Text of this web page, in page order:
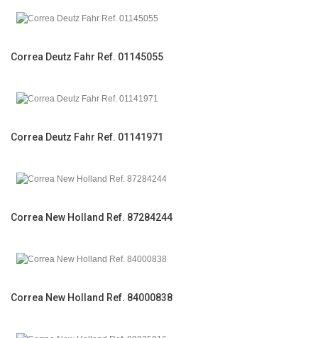
Correa Deutz Fahr Ref. 01145055
Correa Deutz Fahr Ref. 01141971
Correa New Holland Ref. 87284244
Correa New Holland Ref. 84000838